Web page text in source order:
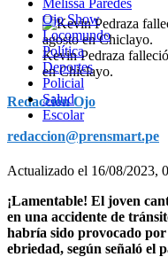
Melissa Paredes
Ojo Show
Locomundo
Política
Deportes
Policial
Salud
Escolar
Kevin Pedraza
en Chiclayo.
Redacción Ojo
redaccion@prensmart.pe
Actualizado el 16/08/2023,
¡Lamentable! El joven
en una accidente de
habría sido provocado
ebriedad, según señaló el